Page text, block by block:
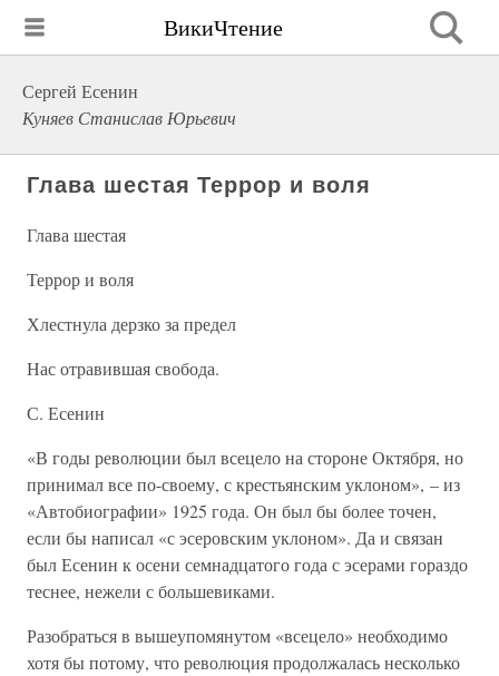
ВикиЧтение
Сергей Есенин
Куняев Станислав Юрьевич
Глава шестая Террор и воля
Глава шестая
Террор и воля
Хлестнула дерзко за предел
Нас отравившая свобода.
С. Есенин
«В годы революции был всецело на стороне Октября, но
принимал все по-своему, с крестьянским уклоном», – из
«Автобиографии» 1925 года. Он был бы более точен,
если бы написал «с эсеровским уклоном». Да и связан
был Есенин к осени семнадцатого года с эсерами гораздо
теснее, нежели с большевиками.
Разобраться в вышеупомянутом «всецело» необходимо
хотя бы потому, что революция продолжалась несколько